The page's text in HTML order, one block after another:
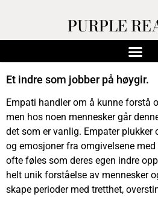
PURPLE
Et indre som jobber på høygir.
Empati handler om å kunne forstå
men hos noen mennesker går
det som er vanlig. Empater plukker
og emosjoner fra omgivelsene
ofte føles som deres egen indre
helt unik forståelse av mennesker
skape perioder med tretthet,